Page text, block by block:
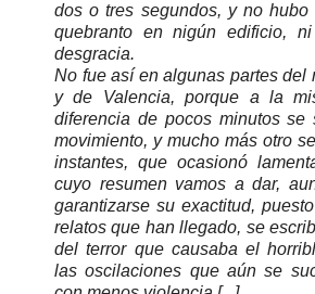
dos o tres segundos, y no
quebranto en nigún edificio,
desgracia.
No fue así en algunas partes del
y de Valencia, porque a la
diferencia de pocos minutos se
movimiento, y mucho más otro
instantes, que ocasionó
cuyo resumen vamos a dar,
garantizarse su exactitud,
relatos que han llegado, se
del terror que causaba el
las oscilaciones que aún se